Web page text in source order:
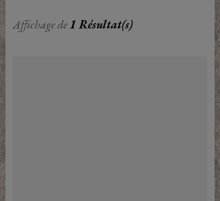
Affichage de1 Résultat(s)